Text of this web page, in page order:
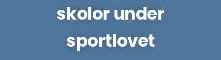
skolor under
sportlovet